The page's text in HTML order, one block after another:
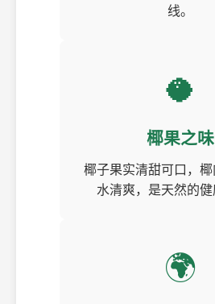
线。
🥥
椰果之味
椰子果实清甜可口，
水清爽，是天然的健
🌍